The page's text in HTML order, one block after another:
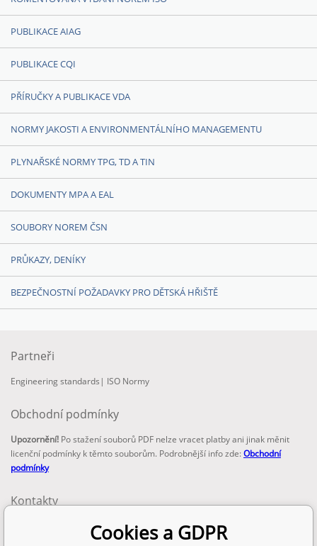
PUBLIKACE AIAG
PUBLIKACE CQI
PŘÍRUČKY A PUBLIKACE VDA
NORMY JAKOSTI A ENVIRONMENTÁLNÍHO MANAGEMENTU
PLYNAŘSKÉ NORMY TPG, TD A TIN
DOKUMENTY MPA A EAL
SOUBORY NOREM ČSN
PRŮKAZY, DENÍKY
BEZPEČNOSTNÍ POŽADAVKY PRO DĚTSKÁ HŘIŠTĚ
Partneři
Engineering standards | ISO Normy
Obchodní podmínky
Upozornění! Po stažení souborů PDF nelze vracet platby ani jinak měnit
licenční podmínky k těmto souborům. Podrobnější info zde:Obchodní
podmínky
Kontakty
info@technickenormy.czCookies a GDPR